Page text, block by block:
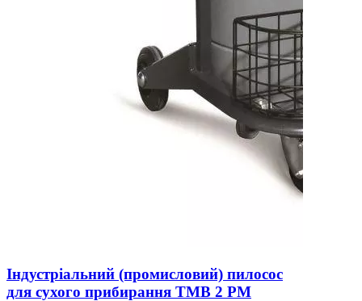
Індустріальний (промисловий) пилосос
для сухого прибирання TMB 2 PM